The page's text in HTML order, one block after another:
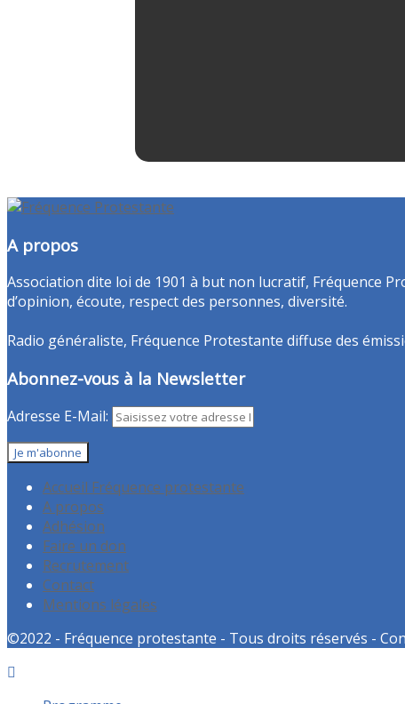
A propos
Association dite loi de 1901 à but non lucratif, Fréquence
d’opinion, écoute, respect des personnes, diversité.
Radio généraliste, Fréquence Protestante diffuse des
Abonnez-vous à la Newsletter
Adresse E-Mail:
Accueil Fréquence protestante
A propos
Adhésion
Faire un don
Recrutement
Contact
Mentions légales
©2022 - Fréquence protestante - Tous droits réservés -